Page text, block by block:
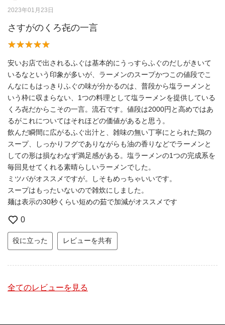
2023年01月23日
さすがのくろ㐂の一言
安いお店で出されるふぐは基本的にうっすらふぐのだしがきいて
いるなという印象が多いが、ラーメンのスープかつこの値段でこ
んなにもはっきりふぐの味が分かるのは、普段から塩ラーメンと
いう枠に収まらない、1つの料理として塩ラーメンを提供している
くろ㐂だからこその一言。流石です。値段は2000円と高めではあ
るがこれについてはそれほどの価値があると思う。
飲んだ瞬間に広がるふぐ出汁と、雑味の無い丁寧にとられた鶏の
スープ、しっかりフグでありながらも油の香りなどでラーメンと
しての形は損なわなず満足感がある。塩ラーメンの1つの完成系を
毎回見せてくれる素晴らしいラーメンでした。
ミツバがオススメですが。しそもめっちゃいいです。
スープはもったいないので雑炊にしました。
麺は表示の30秒くらい短めの茹で加減がオススメです
0
役に立った レビューを共有
全てのレビューを見る